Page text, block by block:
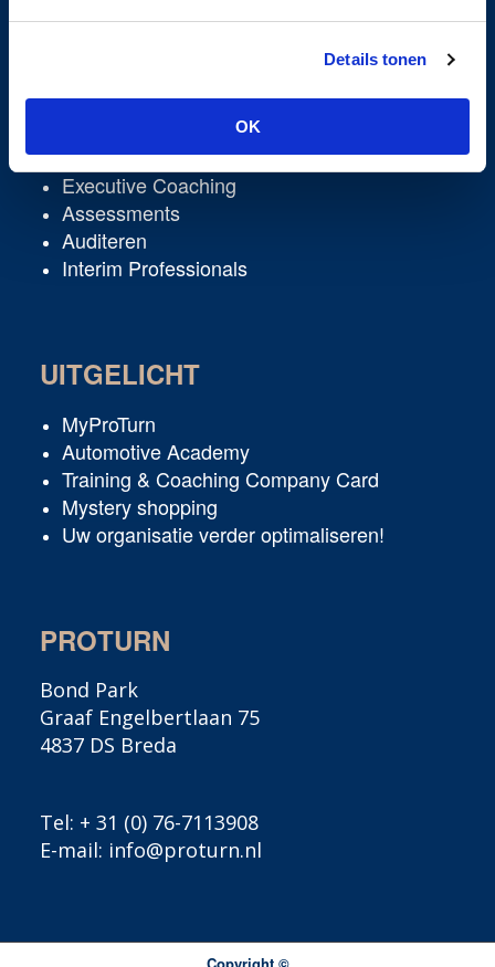
Details tonen
OK
Learning & Development
Corporate Academies
Executive Coaching
Assessments
Auditeren
Interim Professionals
UITGELICHT
MyProTurn
Automotive Academy
Training & Coaching Company Card
Mystery shopping
Uw organisatie verder optimaliseren!
PROTURN
Bond Park
Graaf Engelbertlaan 75
4837 DS Breda
Tel: + 31 (0) 76-7113908
E-mail: info@proturn.nl